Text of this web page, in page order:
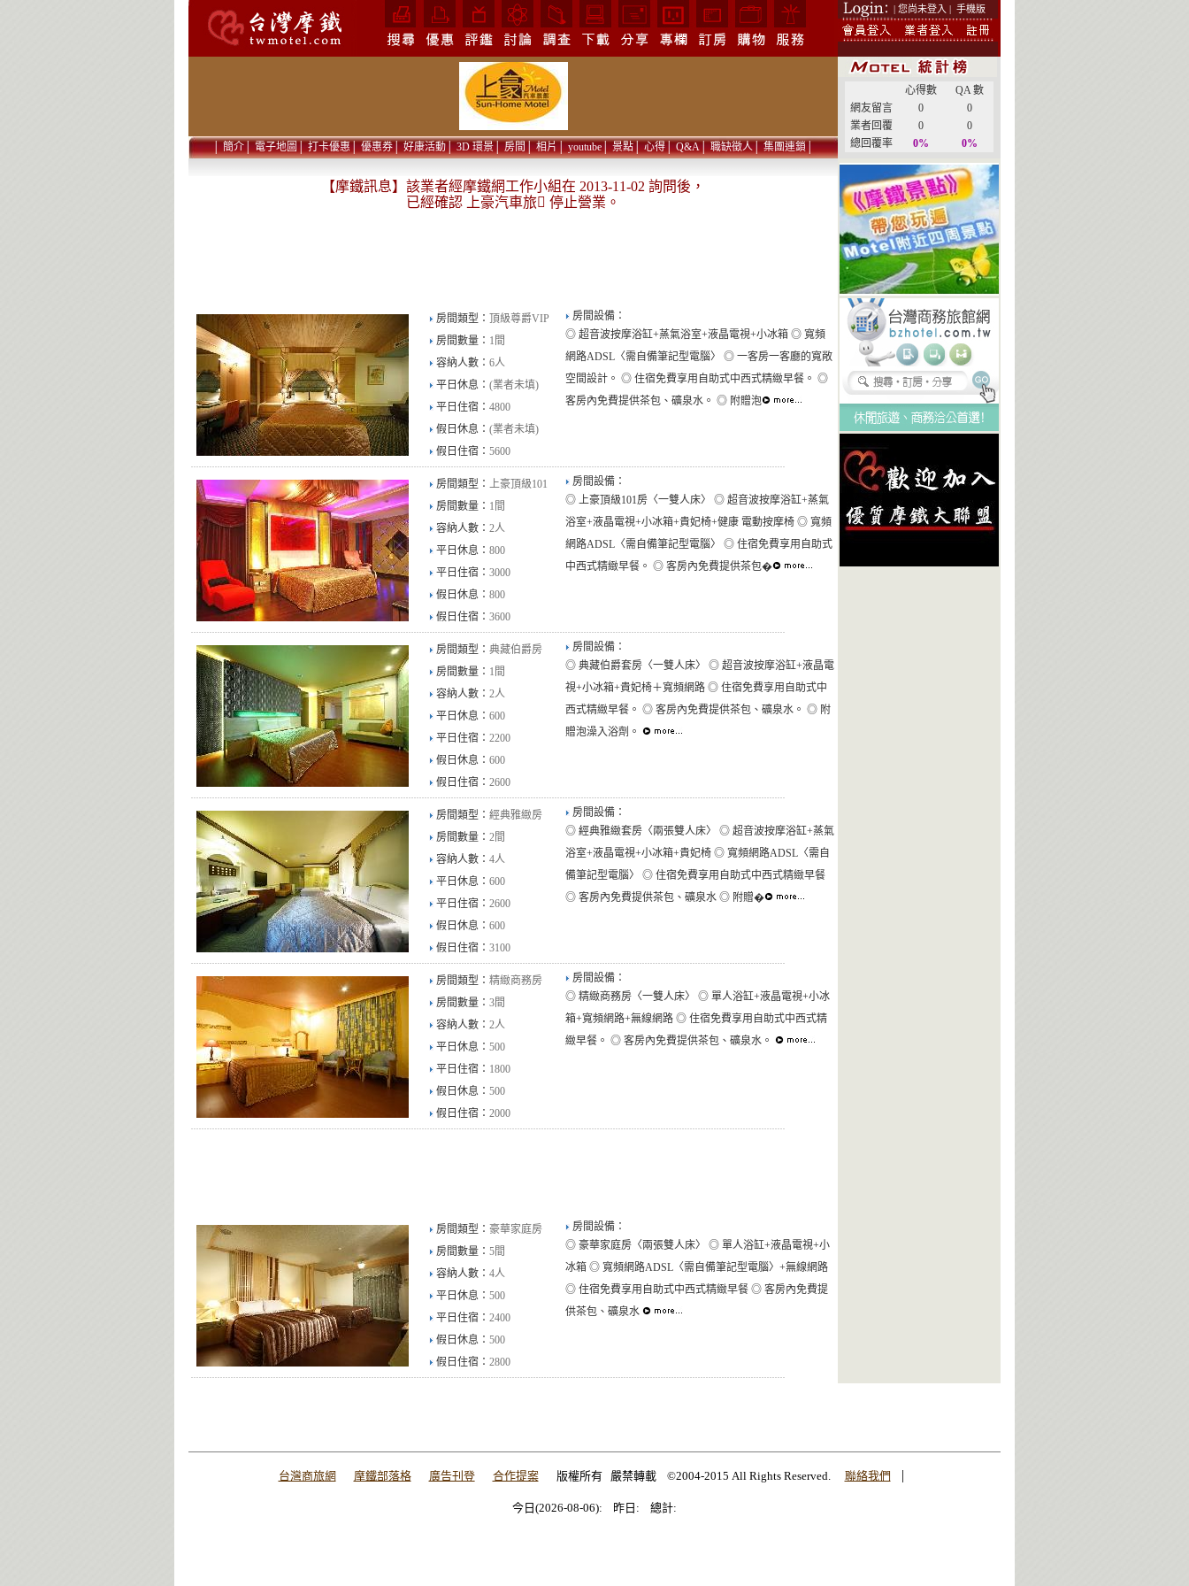
| 您尚未登入 | 手機版
心得數
QA 數
網友留言
0
0
業者回覆
0
0
總回覆率
0% 0%
│簡介│電子地圖│打卡優惠│優惠券│好康活動│3D 環景│房間│相片│youtube│景點│心得│Q&A│職缺徵人│集團連鎖│
【摩鐵訊息】該業者經摩鐵網工作小組在 2013-11-02 詢問後，
已經確認 上豪汽車旅 停止營業。
房間類型：
頂級尊爵VIP
房間數量： 1間
容納人數： 6人
平日休息： (業者未填)
平日住宿： 4800
假日休息： (業者未填)
假日住宿： 5600
房間設備：
◎ 超音波按摩浴缸+蒸氣浴室+液晶電視+小冰箱 ◎ 寬頻
網路ADSL〈需自備筆記型電腦〉 ◎ 一客房一客廳的寬敞
空間設計。 ◎ 住宿免費享用自助式中西式精緻早餐。 ◎
客房內免費提供茶包、礦泉水。 ◎ 附贈泡
房間類型： 上豪頂級101
房間數量： 1間
容納人數： 2人
平日休息： 800
平日住宿： 3000
假日休息： 800
假日住宿： 3600
房間設備：
◎ 上豪頂級101房〈一雙人床〉 ◎ 超音波按摩浴缸+蒸氣
浴室+液晶電視+小冰箱+貴妃椅+健康 電動按摩椅 ◎ 寬頻
網路ADSL〈需自備筆記型電腦〉 ◎ 住宿免費享用自助式
中西式精緻早餐。 ◎ 客房內免費提供茶包�
房間類型： 典藏伯爵房
房間數量： 1間
容納人數： 2人
平日休息： 600
平日住宿： 2200
假日休息： 600
假日住宿： 2600
房間設備：
◎ 典藏伯爵套房〈一雙人床〉 ◎ 超音波按摩浴缸+液晶電
視+小冰箱+貴妃椅＋寬頻網路 ◎ 住宿免費享用自助式中
西式精緻早餐。 ◎ 客房內免費提供茶包、礦泉水。 ◎ 附
贈泡澡入浴劑。
房間類型： 經典雅緻房
房間數量： 2間
容納人數： 4人
平日休息： 600
平日住宿： 2600
假日休息： 600
假日住宿： 3100
房間設備：
◎ 經典雅緻套房〈兩張雙人床〉 ◎ 超音波按摩浴缸+蒸氣
浴室+液晶電視+小冰箱+貴妃椅 ◎ 寬頻網路ADSL〈需自
備筆記型電腦〉 ◎ 住宿免費享用自助式中西式精緻早餐
◎ 客房內免費提供茶包、礦泉水 ◎ 附贈�
房間類型： 精緻商務房
房間數量： 3間
容納人數： 2人
平日休息： 500
平日住宿： 1800
假日休息： 500
假日住宿： 2000
房間設備：
◎ 精緻商務房〈一雙人床〉 ◎ 單人浴缸+液晶電視+小冰
箱+寬頻網路+無線網路 ◎ 住宿免費享用自助式中西式精
緻早餐。 ◎ 客房內免費提供茶包、礦泉水。
房間類型： 豪華家庭房
房間數量： 5間
容納人數： 4人
平日休息： 500
平日住宿： 2400
假日休息： 500
假日住宿： 2800
房間設備：
◎ 豪華家庭房〈兩張雙人床〉 ◎ 單人浴缸+液晶電視+小
冰箱 ◎ 寬頻網路ADSL〈需自備筆記型電腦〉+無線網路
◎ 住宿免費享用自助式中西式精緻早餐 ◎ 客房內免費提
供茶包、礦泉水
台灣商旅網 摩鐵部落格 廣告刊登 合作提案 版權所有 嚴禁轉載 ©2004-2015 All Rights Reserved. 聯絡我們 |
今日(2026-08-06): 昨日: 總計: